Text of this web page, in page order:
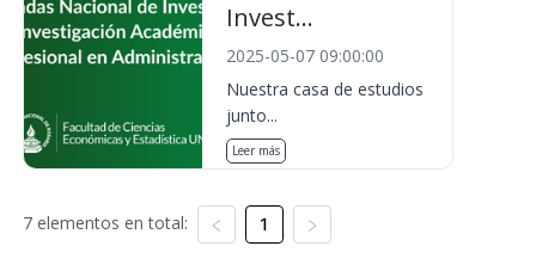
Invest...
2025-05-07 09:00:00
Nuestra casa de estudios
junto...
Leer más
7 elementos en total: 1